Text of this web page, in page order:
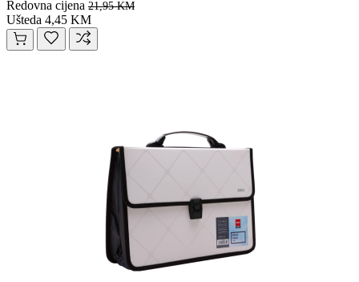
Redovna cijena 21,95 KM
Ušteda 4,45 KM